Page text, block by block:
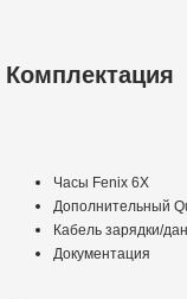
Комплектация
Часы Fenix 6X
Дополнительный
Кабель зарядки/
Документация